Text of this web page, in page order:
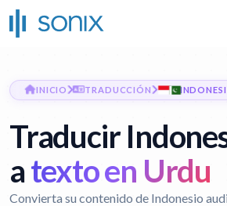
INICIO TRADUCCIÓN
Traducir
atexto en Urdu
Convierta su contenido de Indonesio